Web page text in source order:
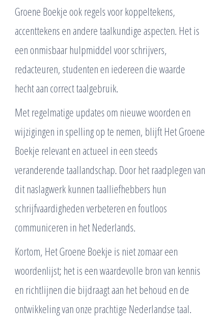
Groene Boekje ook regels voor koppeltekens,
accenttekens en andere taalkundige aspecten. Het is
een onmisbaar hulpmiddel voor schrijvers,
redacteuren, studenten en iedereen die waarde
hecht aan correct taalgebruik.
Met regelmatige updates om nieuwe woorden en
wijzigingen in spelling op te nemen, blijft Het Groene
Boekje relevant en actueel in een steeds
veranderende taallandschap. Door het raadplegen van
dit naslagwerk kunnen taalliefhebbers hun
schrijfvaardigheden verbeteren en foutloos
communiceren in het Nederlands.
Kortom, Het Groene Boekje is niet zomaar een
woordenlijst; het is een waardevolle bron van kennis
en richtlijnen die bijdraagt aan het behoud en de
ontwikkeling van onze prachtige Nederlandse taal.